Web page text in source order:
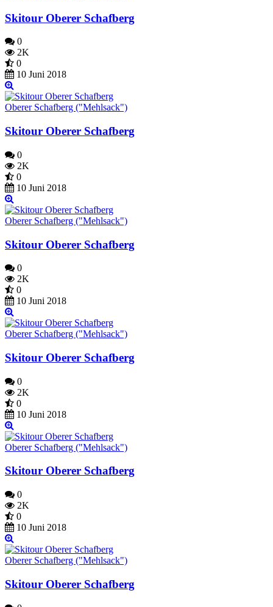
Skitour Oberer Schafberg
0
2K
0
10 Juni 2018
Oberer Schafberg ("Mehlsack")
Skitour Oberer Schafberg
0
2K
0
10 Juni 2018
Oberer Schafberg ("Mehlsack")
Skitour Oberer Schafberg
0
2K
0
10 Juni 2018
Oberer Schafberg ("Mehlsack")
Skitour Oberer Schafberg
0
2K
0
10 Juni 2018
Oberer Schafberg ("Mehlsack")
Skitour Oberer Schafberg
0
2K
0
10 Juni 2018
Oberer Schafberg ("Mehlsack")
Skitour Oberer Schafberg